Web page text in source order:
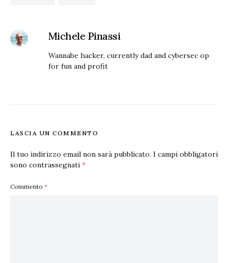
Michele Pinassi
Wannabe hacker, currently dad and cybersec op
for fun and profit
LASCIA UN COMMENTO
Il tuo indirizzo email non sarà pubblicato. I campi obbligatori
sono contrassegnati *
Commento *